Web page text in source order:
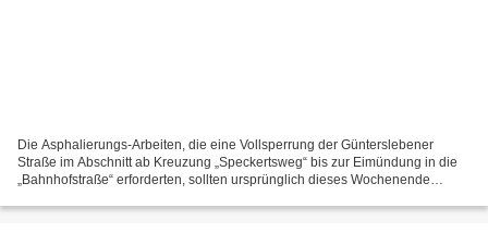
Die Asphalierungs-Arbeiten, die eine Vollsperrung der Günterslebener
Straße im Abschnitt ab Kreuzung „Speckertsweg“ bis zur Eimündung in die
„Bahnhofstraße“ erforderten, sollten ursprünglich dieses Wochenende